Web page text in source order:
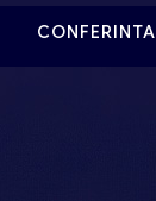
CONFERINTA